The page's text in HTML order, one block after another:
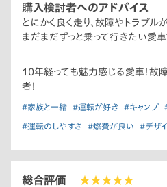
購入検討者へのアドバイス
とにかく良く走り、故障やトラブル
まだまだずっと乗って行きたい愛車
10年経っても魅力感じる愛車！故
者！
#家族と一緒 #運転が好き #キャンプ
#運転のしやすさ #燃費が良い #デザ
総合評価 ★★★★★